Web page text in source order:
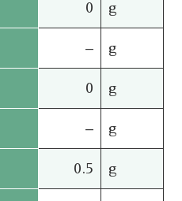
0 g
– g
0 g
– g
0.5 g